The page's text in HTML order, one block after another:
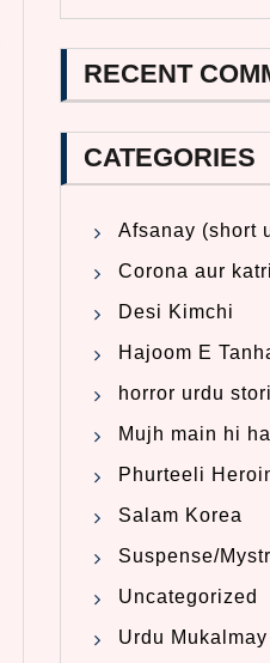
RECENT
CATEGORIES
Afsanay (short
Corona aur
Desi Kimchi
Hajoom E
horror urdu
Mujh main hi
Phurteeli
Salam Korea
Suspense/
Uncategorized
Urdu Mukalmay